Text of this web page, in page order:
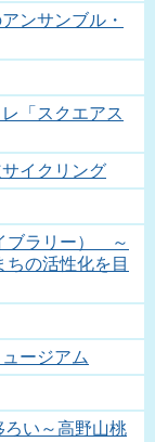
ンサンブル・
「スクエアス
イクリング
ブラリー） ～
ちの活性化を目
ージアム
い～高野山桃